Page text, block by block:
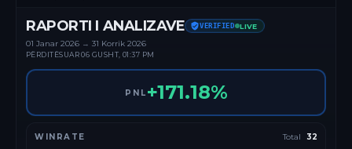
RAPORTI I ANALIZAVE VERIFIED LIVE
01 Janar 2026 → 31 Korrik 2026
PËRDITËSUAR06 GUSHT, 01:37 PM
PNL +171.18%
WINRATE Total 32